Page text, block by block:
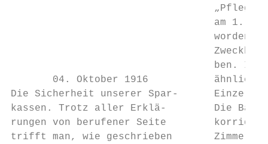
am 1.
worden
ben. In
04. Oktober 1916           ähnlich
Die Sicherheit unserer Spar-
kassen. Trotz aller Erklä-        Die
rungen von berufener Seite
trifft man, wie geschrieben